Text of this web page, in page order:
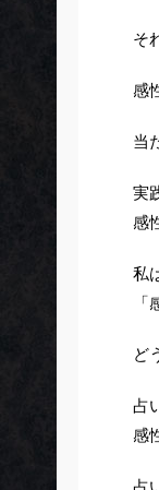
そ
感
当
実
感
私
ど
占
感